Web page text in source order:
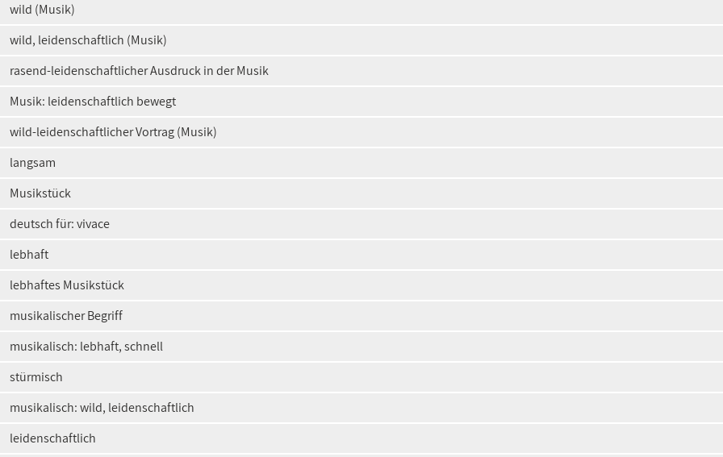
wild (Musik)
wild, leidenschaftlich (Musik)
rasend-leidenschaftlicher Ausdruck in der Musik
Musik: leidenschaftlich bewegt
wild-leidenschaftlicher Vortrag (Musik)
langsam
Musikstück
deutsch für: vivace
lebhaft
lebhaftes Musikstück
musikalischer Begriff
musikalisch: lebhaft, schnell
stürmisch
musikalisch: wild, leidenschaftlich
leidenschaftlich